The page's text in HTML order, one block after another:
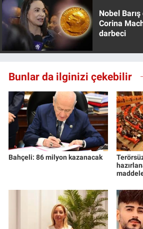
Nobel
Corina
darbeci
Bunlar da ilginizi çekebilir
Bahçeli: 86 milyon kazanacak